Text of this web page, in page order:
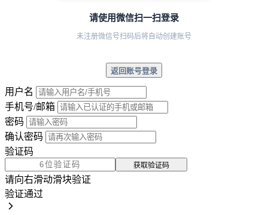
请使用微信扫一扫登录
未注册微信号扫码后将自动创建账号
返回账号登录
用户名
手机号/邮箱
密码
确认密码
验证码
获取验证码
请向右滑动滑块验证
验证通过